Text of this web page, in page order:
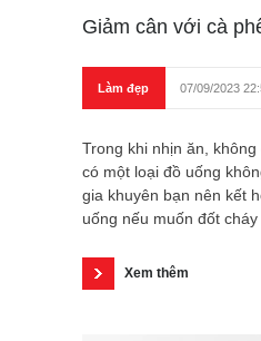
Giảm cân với cà
Làm đẹp 07/09/2023
Trong khi nhịn ăn,
có một loại đồ uống
gia khuyên bạn nên kết
uống nếu muốn đốt
Xem thêm